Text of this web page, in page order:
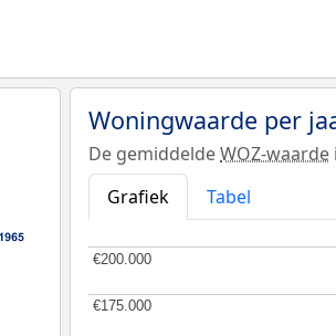
Woningwaarde per
De gemiddeldeWOZ-waarde
Grafiek
Tabel
€175.000
€175.000
€200.000
€200.000